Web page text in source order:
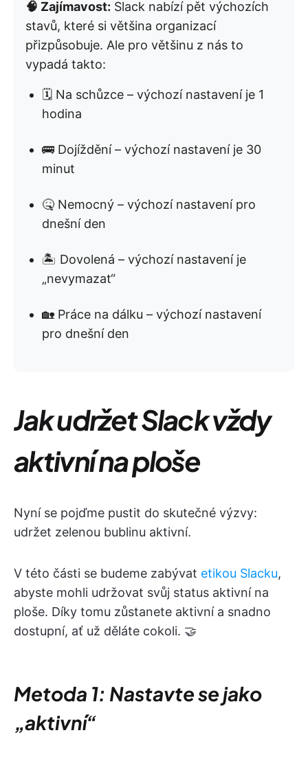
🧠 Zajímavost: Slack nabízí pět výchozích
stavů, které si většina organizací
přizpůsobuje. Ale pro většinu z nás to
vypadá takto:
🗓 Na schůzce – výchozí nastavení je 1
hodina
🚌 Dojíždění – výchozí nastavení je 30
minut
🤒 Nemocný – výchozí nastavení pro
dnešní den
🏝 Dovolená – výchozí nastavení je
„nevymazat“
🏡 Práce na dálku – výchozí nastavení
pro dnešní den
Jak udržet Slack vždy
aktivní na ploše
Nyní se pojďme pustit do skutečné výzvy:
udržet zelenou bublinu aktivní.
V této části se budeme zabývat etikou Slacku,
abyste mohli udržovat svůj status aktivní na
ploše. Díky tomu zůstanete aktivní a snadno
dostupní, ať už děláte cokoli. 🤝
Metoda 1: Nastavte se jako
„aktivní“